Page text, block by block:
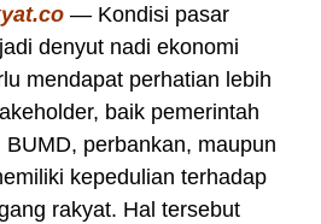
— Kondisi pasar
denyut nadi ekonomi
mendapat perhatian lebih
baik pemerintah
perbankan, maupun
kepedulian terhadap
rakyat. Hal tersebut